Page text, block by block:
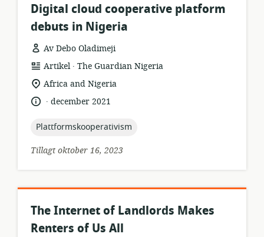
Digital cloud cooperative platform
debuts in Nigeria
Av Debo Oladimeji
resursformat:
Artikel .
utgivare:
The Guardian Nigeria
relevant
plats:
Africa and Nigeria
språk:
.
publiceringsdatum:
december 2021
topic:
Plattformskooperativism
Tillagt oktober 16, 2023
The Internet of Landlords Makes
Renters of Us All